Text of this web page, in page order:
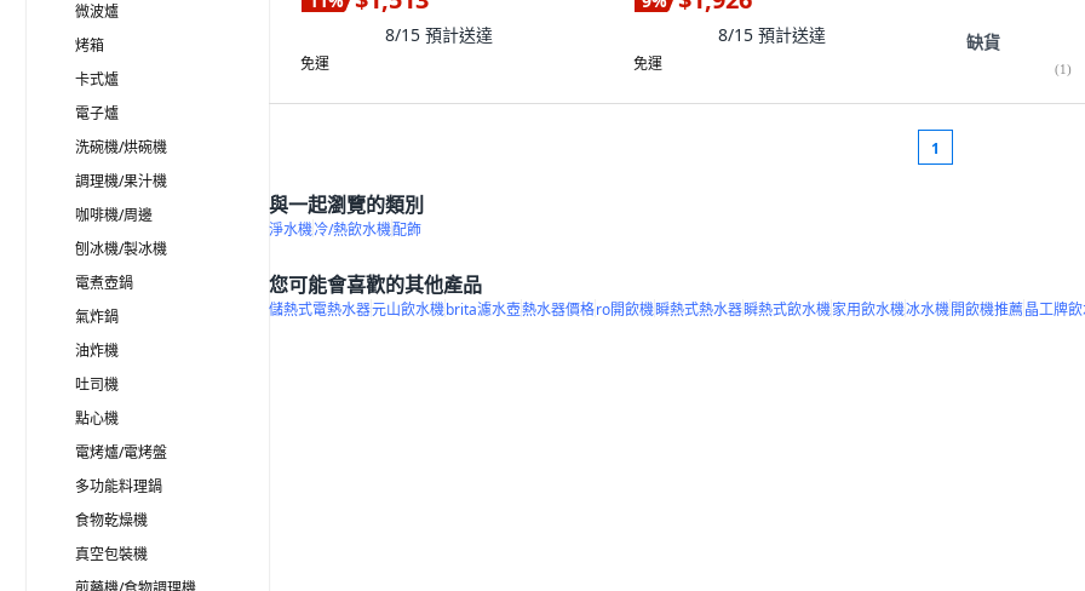
微波爐
烤箱
卡式爐
電子爐
洗碗機/烘碗機
調理機/果汁機
咖啡機/周邊
刨冰機/製冰機
電煮壺鍋
氣炸鍋
油炸機
吐司機
點心機
電烤爐/電烤盤
多功能料理鍋
食物乾燥機
真空包裝機
8/15 預計送達
免運
8/15 預計送達
免運
缺貨
(1)
1
與一起瀏覽的類別
淨水機冷/熱飲水機配飾
您可能會喜歡的其他產品
儲熱式電熱水器元山飲水機brita濾水壺熱水器價格ro開飲機瞬熱式熱水器瞬熱式飲水機家用飲水機冰水機開飲機推薦晶工牌